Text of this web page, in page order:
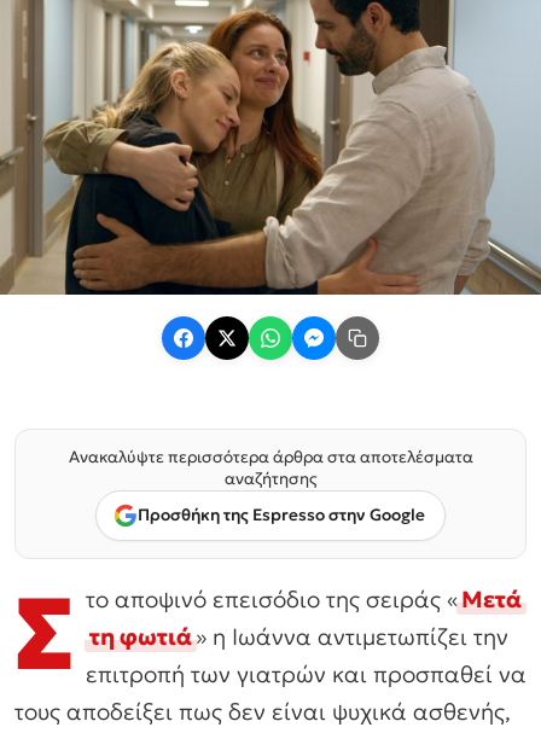
Ανακαλύψτε περισσότερα άρθρα στα αποτελέσματα
αναζήτησης
Προσθήκη της Espresso στην Google
Σ το αποψινό επεισόδιο της σειράς «Μετά
τη φωτιά» η Ιωάννα αντιμετωπίζει την
επιτροπή των γιατρών και προσπαθεί να
τους αποδείξει πως δεν είναι ψυχικά ασθενής,